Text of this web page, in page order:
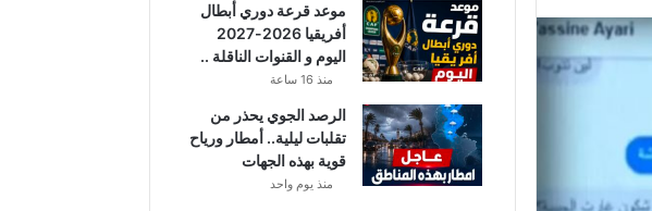
موعد قرعة دوري أبطال
أفريقيا 2026-2027
اليوم و القنوات الناقلة ..
منذ 16 ساعة
الرصد الجوي يحذر من
تقلبات ليلية.. أمطار ورياح
قوية بهذه الجهات
منذ يوم واحد